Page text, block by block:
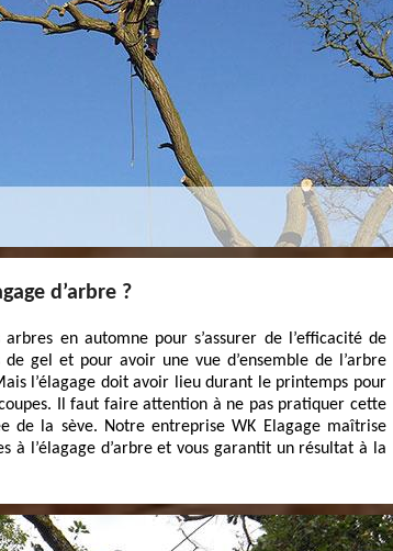
d’arbre ?
arbres en automne pour s’assurer de l’efficacité de
de gel et pour avoir une vue d’ensemble de l’arbre
l’élagage doit avoir lieu durant le printemps pour
Il faut faire attention à ne pas pratiquer cette
de la sève. Notre entreprise WK Elagage maîtrise
à l’élagage d’arbre et vous garantit un résultat à la